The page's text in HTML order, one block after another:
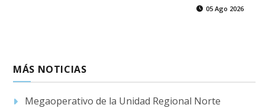
05 Ago 2026
MÁS NOTICIAS
Megaoperativo de la Unidad Regional Norte